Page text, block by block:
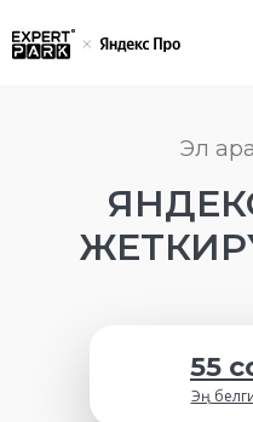
Эң
55
Эл